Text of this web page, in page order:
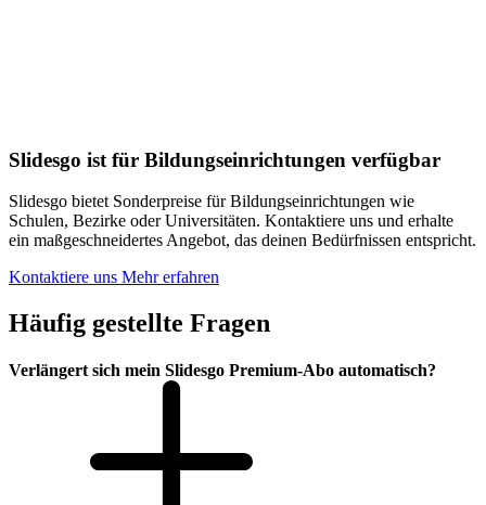
Slidesgo ist für Bildungseinrichtungen verfügbar
Slidesgo bietet Sonderpreise für Bildungseinrichtungen wie
Schulen, Bezirke oder Universitäten. Kontaktiere uns und erhalte
ein maßgeschneidertes Angebot, das deinen Bedürfnissen entspricht.
Kontaktiere uns Mehr erfahren
Häufig gestellte Fragen
Verlängert sich mein Slidesgo Premium-Abo automatisch?